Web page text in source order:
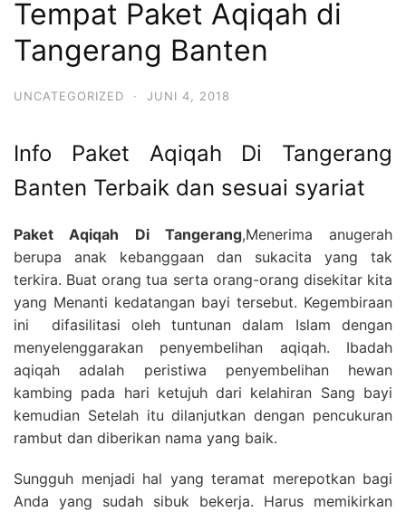
Tempat Paket Aqiqah di
Tangerang Banten
UNCATEGORIZED · JUNI 4, 2018
Info Paket Aqiqah Di Tangerang
Banten Terbaik dan sesuai syariat
Paket Aqiqah Di Tangerang,Menerima anugerah
berupa anak kebanggaan dan sukacita yang tak
terkira. Buat orang tua serta orang-orang disekitar kita
yang Menanti kedatangan bayi tersebut. Kegembiraan
ini difasilitasi oleh tuntunan dalam Islam dengan
menyelenggarakan penyembelihan aqiqah. Ibadah
aqiqah adalah peristiwa penyembelihan hewan
kambing pada hari ketujuh dari kelahiran Sang bayi
kemudian Setelah itu dilanjutkan dengan pencukuran
rambut dan diberikan nama yang baik.
Sungguh menjadi hal yang teramat merepotkan bagi
Anda yang sudah sibuk bekerja. Harus memikirkan